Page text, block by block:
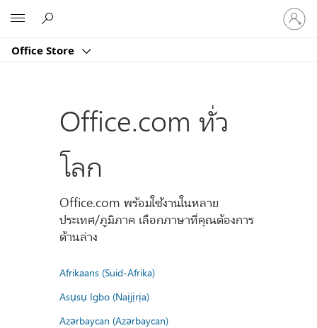
Office Store
ลงชื่อ
เข้า
บัญชี
Office.com ทั่ว
โลก
Office.com พร้อมใช้งานในหลาย
ประเทศ/ภูมิภาค เลือกภาษาที่คุณต้องการ
ด้านล่าง
Afrikaans (Suid-Afrika)
Asụsụ Igbo (Naịjịrịa)
Azərbaycan (Azərbaycan)